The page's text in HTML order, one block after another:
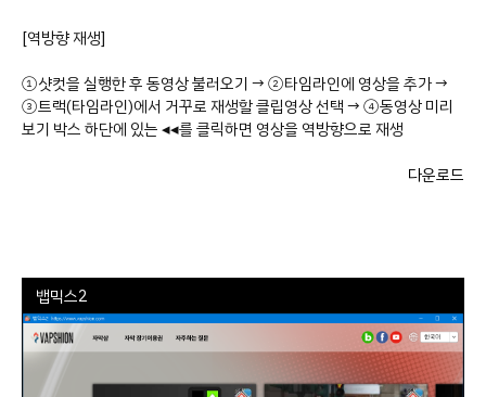
[역방향 재생]
①샷컷을 실행한 후 동영상 불러오기 → ②타임라인에 영상을 추가 →
③트랙(타임라인)에서 거꾸로 재생할 클립영상 선택 → ④동영상 미리
보기 박스 하단에 있는 ◂◂를 클릭하면 영상을 역방향으로 재생
다운로드
뱁믹스2